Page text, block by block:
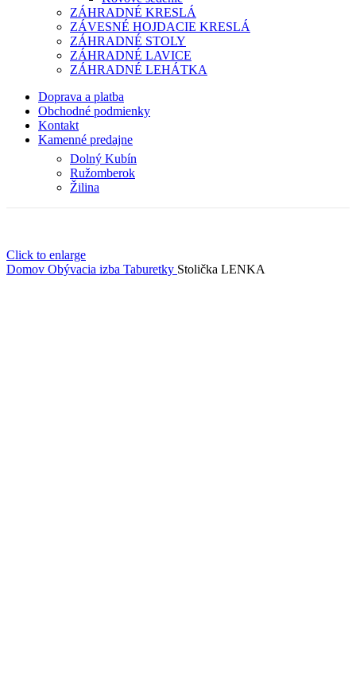
ZÁHRADNÉ KRESLÁ
ZÁVESNÉ HOJDACIE KRESLÁ
ZÁHRADNÉ STOLY
ZÁHRADNÉ LAVICE
ZÁHRADNÉ LEHÁTKA
Doprava a platba
Obchodné podmienky
Kontakt
Kamenné predajne
Dolný Kubín
Ružomberok
Žilina
Click to enlarge
Domov Obývacia izba Taburetky Stolička LENKA